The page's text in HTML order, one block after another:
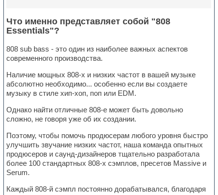
Что именно представляет собой "808
Essentials"?
808 sub bass - это один из наиболее важных аспектов
современного производства.
Наличие мощных 808-х и низких частот в вашей музыке
абсолютно необходимо... особенно если вы создаете
музыку в стиле хип-хоп, поп или EDM.
Однако найти отличные 808-е может быть довольно
сложно, не говоря уже об их создании.
Поэтому, чтобы помочь продюсерам любого уровня быстро
улучшить звучание низких частот, наша команда опытных
продюсеров и саунд-дизайнеров тщательно разработала
более 100 стандартных 808-х сэмплов, пресетов Massive и
Serum.
Каждый 808-й сэмпл постоянно дорабатывался, благодаря